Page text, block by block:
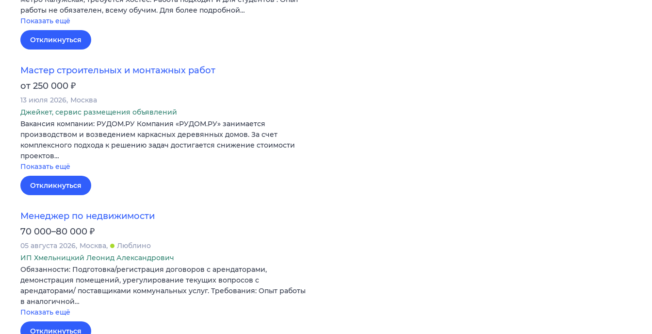
работы не обязателен, всему обучим. Для более подробной…
Показать ещё
Откликнуться
Мастер строительных и монтажных работ
от 250 000 ₽
13 июля 2026 Москва
Джейкет, сервис размещения объявлений
Вакансия компании: РУДОМ.РУ Компания «РУДОМ.РУ» занимается
производством и возведением каркасных деревянных домов. За счет
комплексного подхода к решению задач достигается снижение стоимости
проектов…
Показать ещё
Откликнуться
Менеджер по недвижимости
70 000–80 000 ₽
05 августа 2026 Москва
Люблино
ИП Хмельницкий Леонид Александрович
Обязанности: Подготовка/регистрация договоров с арендаторами,
демонстрация помещений, урегулирование текущих вопросов с
арендаторами/ поставщиками коммунальных услуг. Требования: Опыт работы
в аналогичной…
Показать ещё
Откликнуться